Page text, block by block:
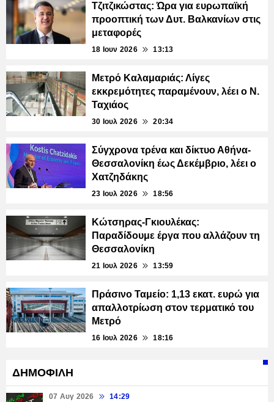
Τζιτζικώστας: Ώρα για ευρωπαϊκή
προοπτική των Δυτ. Βαλκανίων στις
μεταφορές
18 Ιουν 2026 13:13
Μετρό Καλαμαριάς: Λίγες
εκκρεμότητες παραμένουν, λέει ο Ν.
Ταχιάος
30 Ιουλ 2026 20:34
Σύγχρονα τρένα και δίκτυο Αθήνα-
Θεσσαλονίκη έως Δεκέμβριο, λέει ο
Χατζηδάκης
23 Ιουλ 2026 18:56
Κώτσηρας-Γκιουλέκας:
Παραδίδουμε έργα που αλλάζουν τη
Θεσσαλονίκη
21 Ιουλ 2026 13:59
Πράσινο Ταμείο: 1,13 εκατ. ευρώ για
απαλλοτρίωση στον τερματικό του
Μετρό
16 Ιουλ 2026 18:16
ΔΗΜΟΦΙΛΗ
07 Αυγ 2026 14:29